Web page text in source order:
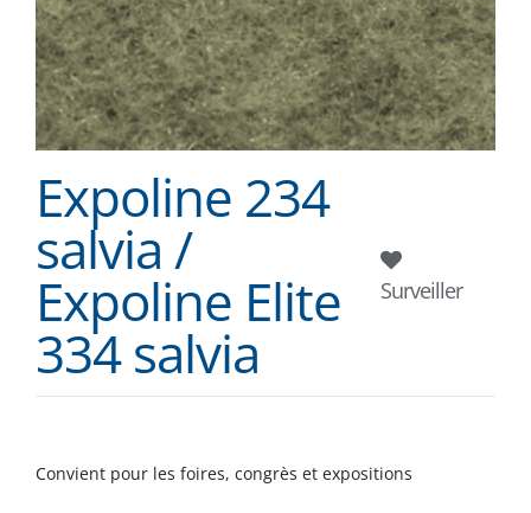
Expoline 234
salvia /
Expoline Elite
334 salvia
Surveiller
Convient pour les foires, congrès et expositions